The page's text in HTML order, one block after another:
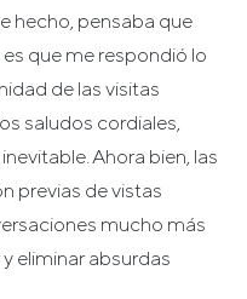
hecho, pensaba que
que me respondió lo
de las visitas
saludos cordiales,
Ahora bien, las
previas de vistas
mucho más
eliminar absurdas